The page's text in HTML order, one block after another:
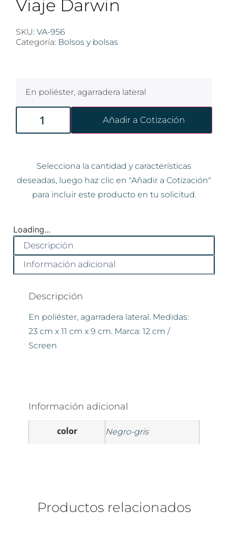
Viaje Darwin
SKU: VA-956
Categoría: Bolsos y bolsas
En poliéster, agarradera lateral
Añadir a Cotización
Selecciona la cantidad y características
deseadas, luego haz clic en "Añadir a Cotización"
para incluir este producto en tu solicitud.
Loading...
Descripción
Información adicional
Descripción
En poliéster, agarradera lateral. Medidas:
23 cm x 11 cm x 9 cm. Marca: 12 cm /
Screen
Información adicional
color Negro-gris
Productos relacionados